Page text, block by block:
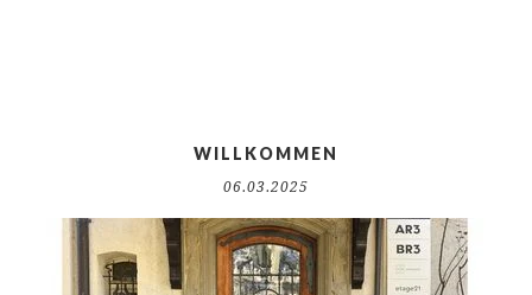
WILLKOMMEN
06.03.2025